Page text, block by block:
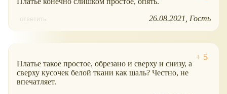
ответить 26.08.2021 Гость
Платье такое простое, обрезано и сверху и снизу, а
сверху кусочек белой ткани как шаль? Честно, не
впечатляет.